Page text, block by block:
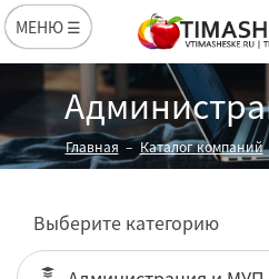
МЕНЮ ☰
Главная Каталог компаний
Выберите категорию